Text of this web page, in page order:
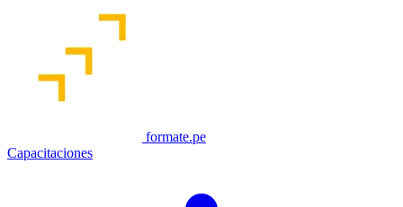
formate.pe
Capacitaciones